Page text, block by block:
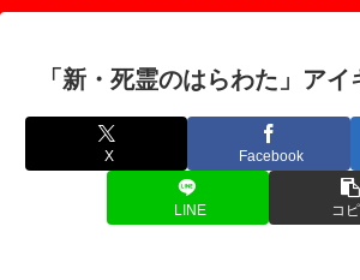
「新・死霊のはらわた」ア
X Facebook
LINE コ